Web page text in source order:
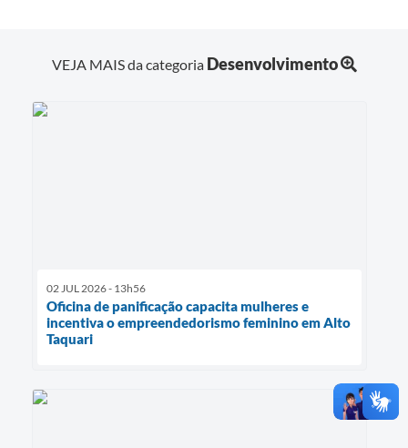
VEJA MAIS da categoria Desenvolvimento
02 JUL 2026 - 13h56
Oficina de panificação capacita mulheres e
incentiva o empreendedorismo feminino em Alto
Taquari